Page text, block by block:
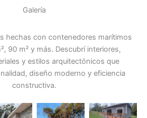
Galería
hechas con contenedores marítimos
90 m² y más. Descubrí interiores,
y estilos arquitectónicos que
diseño moderno y eficiencia
constructiva.